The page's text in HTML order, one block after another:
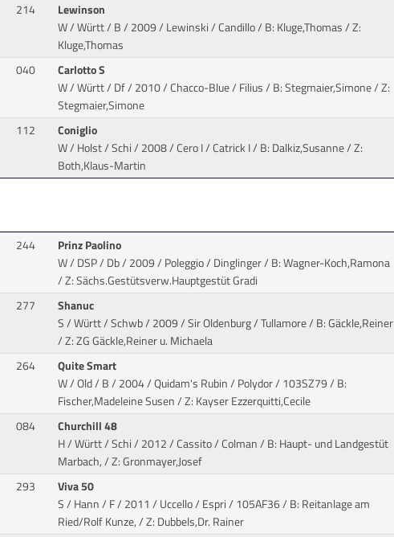
214
Lewinson
W / Württ / B / 2009 / Lewinski / Candillo/ B: Kluge,Thomas / Z:
Kluge,Thomas
040
Carlotto S
W / Württ / Df / 2010 / Chacco-Blue / Filius/ B: Stegmaier,Simone / Z:
Stegmaier,Simone
112
Coniglio
W / Holst / Schi / 2008 / Cero I / Catrick I/ B: Dalkiz,Susanne / Z:
Both,Klaus-Martin
244
Prinz Paolino
W / DSP / Db / 2009 / Poleggio / Dinglinger/ B: Wagner-Koch,Ramona
/ Z: Sächs.Gestütsverw.Hauptgestüt Gradi
277
Shanuc
S / Württ / Schwb / 2009 / Sir Oldenburg / Tullamore/ B: Gäckle,Reiner
/ Z: ZG Gäckle,Reiner u. Michaela
264
Quite Smart
W / Old / B / 2004 / Quidam's Rubin / Polydor/ 103SZ79 / B:
Fischer,Madeleine Susen / Z: Kayser Ezzerquitti,Cecile
084
Churchill 48
H / Württ / Schi / 2012 / Cassito / Colman/ B: Haupt- und Landgestüt
Marbach, / Z: Gronmayer,Josef
293
Viva 50
S / Hann / F / 2011 / Uccello / Espri/ 105AF36 / B: Reitanlage am
Ried/Rolf Kunze, / Z: Dubbels,Dr. Rainer